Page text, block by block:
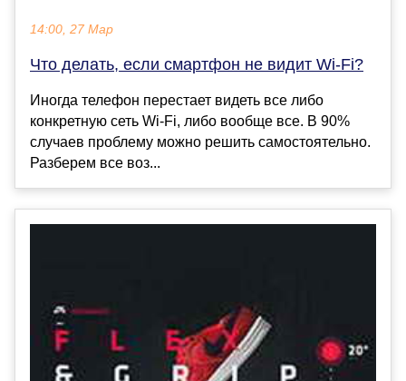
14:00, 27 Мар
Что делать, если смартфон не видит Wi-Fi?
Иногда телефон перестает видеть все либо
конкретную сеть Wi-Fi, либо вообще все. В 90%
случаев проблему можно решить самостоятельно.
Разберем все воз...